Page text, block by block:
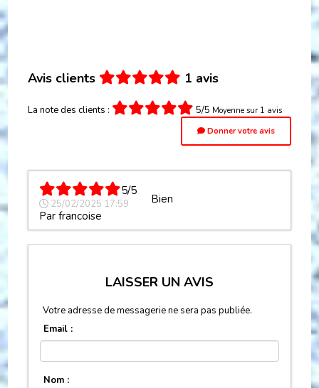
Avis clients 1 avis
La note des clients : 5/5 Moyenne sur 1 avis
Donner votre avis
5/5
25/02/2025 17:59
Parfrancoise
Bien
LAISSER UN AVIS
Votre adresse de messagerie ne sera pas publiée.
Email :
Nom :